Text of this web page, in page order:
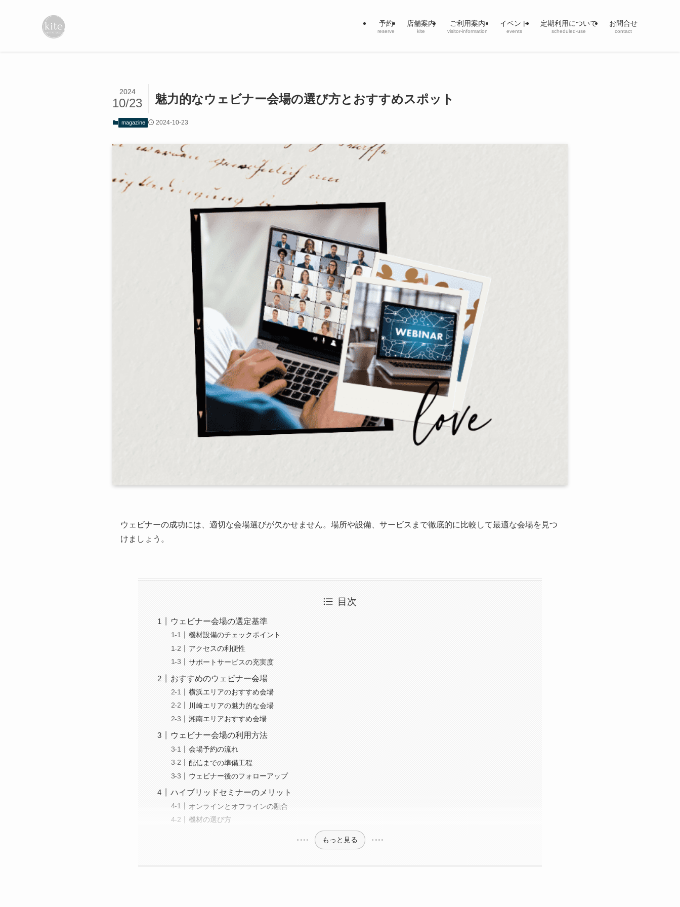
予約
reserve
店舗案内
kite
ご利用案内
visitor-information
イベント
events
定期利用について
scheduled-use
お問合せ
contact
魅力的なウェビナー会場の選び方とおすすめスポット
2024
10/23
magazine 2024-10-23
ウェビナーの成功には、適切な会場選びが欠かせません。場所や設備、サービスまで徹底的に比較して最適な会場を見つ
けましょう。
目次
ウェビナー会場の選定基準
機材設備のチェックポイント
アクセスの利便性
サポートサービスの充実度
おすすめのウェビナー会場
横浜エリアのおすすめ会場
川崎エリアの魅力的な会場
湘南エリアおすすめ会場
ウェビナー会場の利用方法
会場予約の流れ
配信までの準備工程
ウェビナー後のフォローアップ
ハイブリッドセミナーのメリット
オンラインとオフラインの融合
機材の選び方
もっと見る